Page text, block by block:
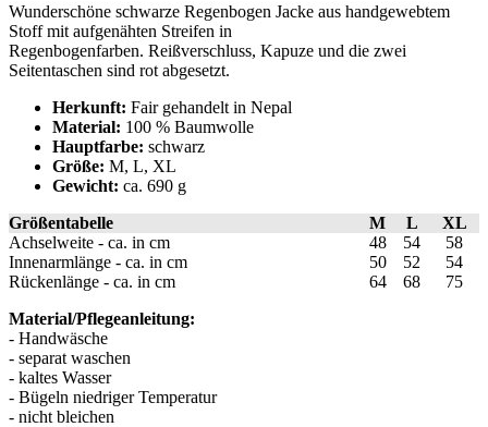
Wunderschöne schwarze Regenbogen Jacke aus handgewebtem
Stoff mit aufgenähten Streifen in
Regenbogenfarben. Reißverschluss, Kapuze und die zwei
Seitentaschen sind rot abgesetzt.
Herkunft: Fair gehandelt in Nepal
Material: 100 % Baumwolle
Hauptfarbe: schwarz
Größe: M, L, XL
Gewicht: ca. 690 g
Größentabelle
M L
XL
Achselweite - ca. in cm
48 54
58
Innenarmlänge - ca. in cm
50 52
54
Rückenlänge - ca. in cm
64 68
75
Material/Pflegeanleitung:
- Handwäsche
- separat waschen
- kaltes Wasser
- Bügeln niedriger Temperatur
- nicht bleichen